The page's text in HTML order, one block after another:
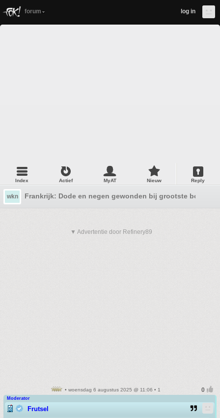
forum log in
Index Actief MyAT Nieuw Reply
wkn Frankrijk: Dode en negen gewonden bij grootste
▼ Advertentie door Refinery89
• woensdag 6 augustus 2025 @ 11:06 • 1
Moderator
Frutsel